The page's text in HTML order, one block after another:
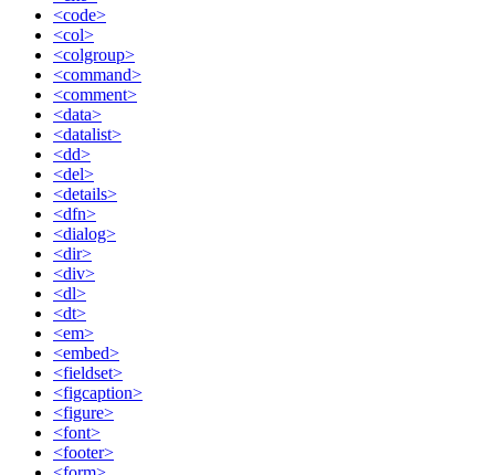
<code>
<col>
<colgroup>
<command>
<comment>
<data>
<datalist>
<dd>
<del>
<details>
<dfn>
<dialog>
<dir>
<div>
<dl>
<dt>
<em>
<embed>
<fieldset>
<figcaption>
<figure>
<font>
<footer>